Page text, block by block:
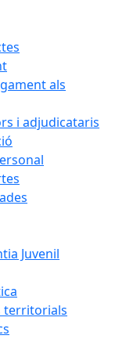
als
i adjudicataris
Juvenil
territorials